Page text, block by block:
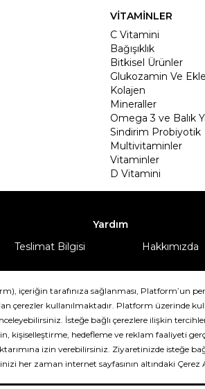
VİTAMİNLER
C Vitamini
Bağışıklık
Bitkisel Ürünler
Glukozamin Ve
Kolajen
Mineraller
Omega 3 ve Balık
Sindirim Probiyotik
Multivitaminler
Vitaminler
D Vitamini
Yardım
Teslimat Bilgisi Hakkımızda
DeFactoFIT ©️ 2022-2026. Tüm hakları